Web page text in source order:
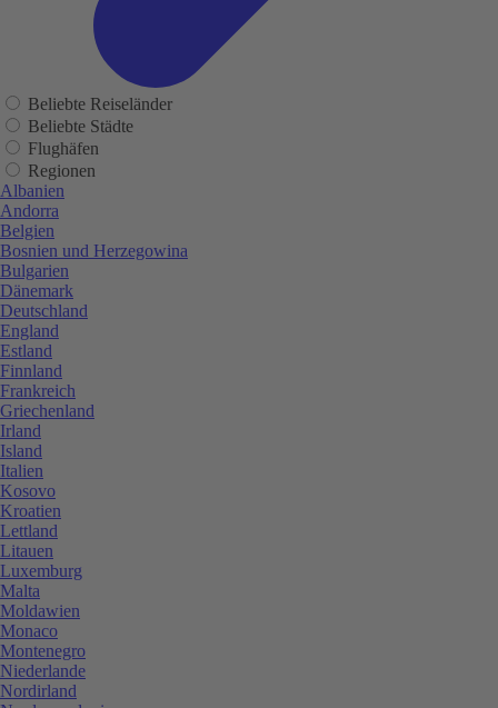
Beliebte Reiseländer
Beliebte Städte
Flughäfen
Regionen
Albanien
Andorra
Belgien
Bosnien und Herzegowina
Bulgarien
Dänemark
Deutschland
England
Estland
Finnland
Frankreich
Griechenland
Irland
Island
Italien
Kosovo
Kroatien
Lettland
Litauen
Luxemburg
Malta
Moldawien
Monaco
Montenegro
Niederlande
Nordirland